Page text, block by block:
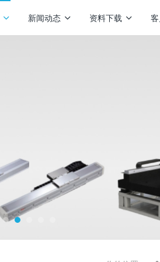
新闻动态 资料下载